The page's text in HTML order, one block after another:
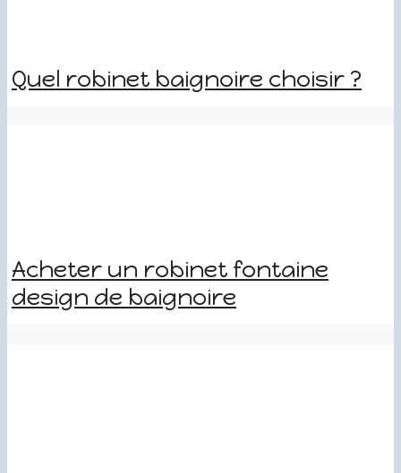
Quel robinet baignoire choisir ?
Acheter un robinet fontaine
design de baignoire